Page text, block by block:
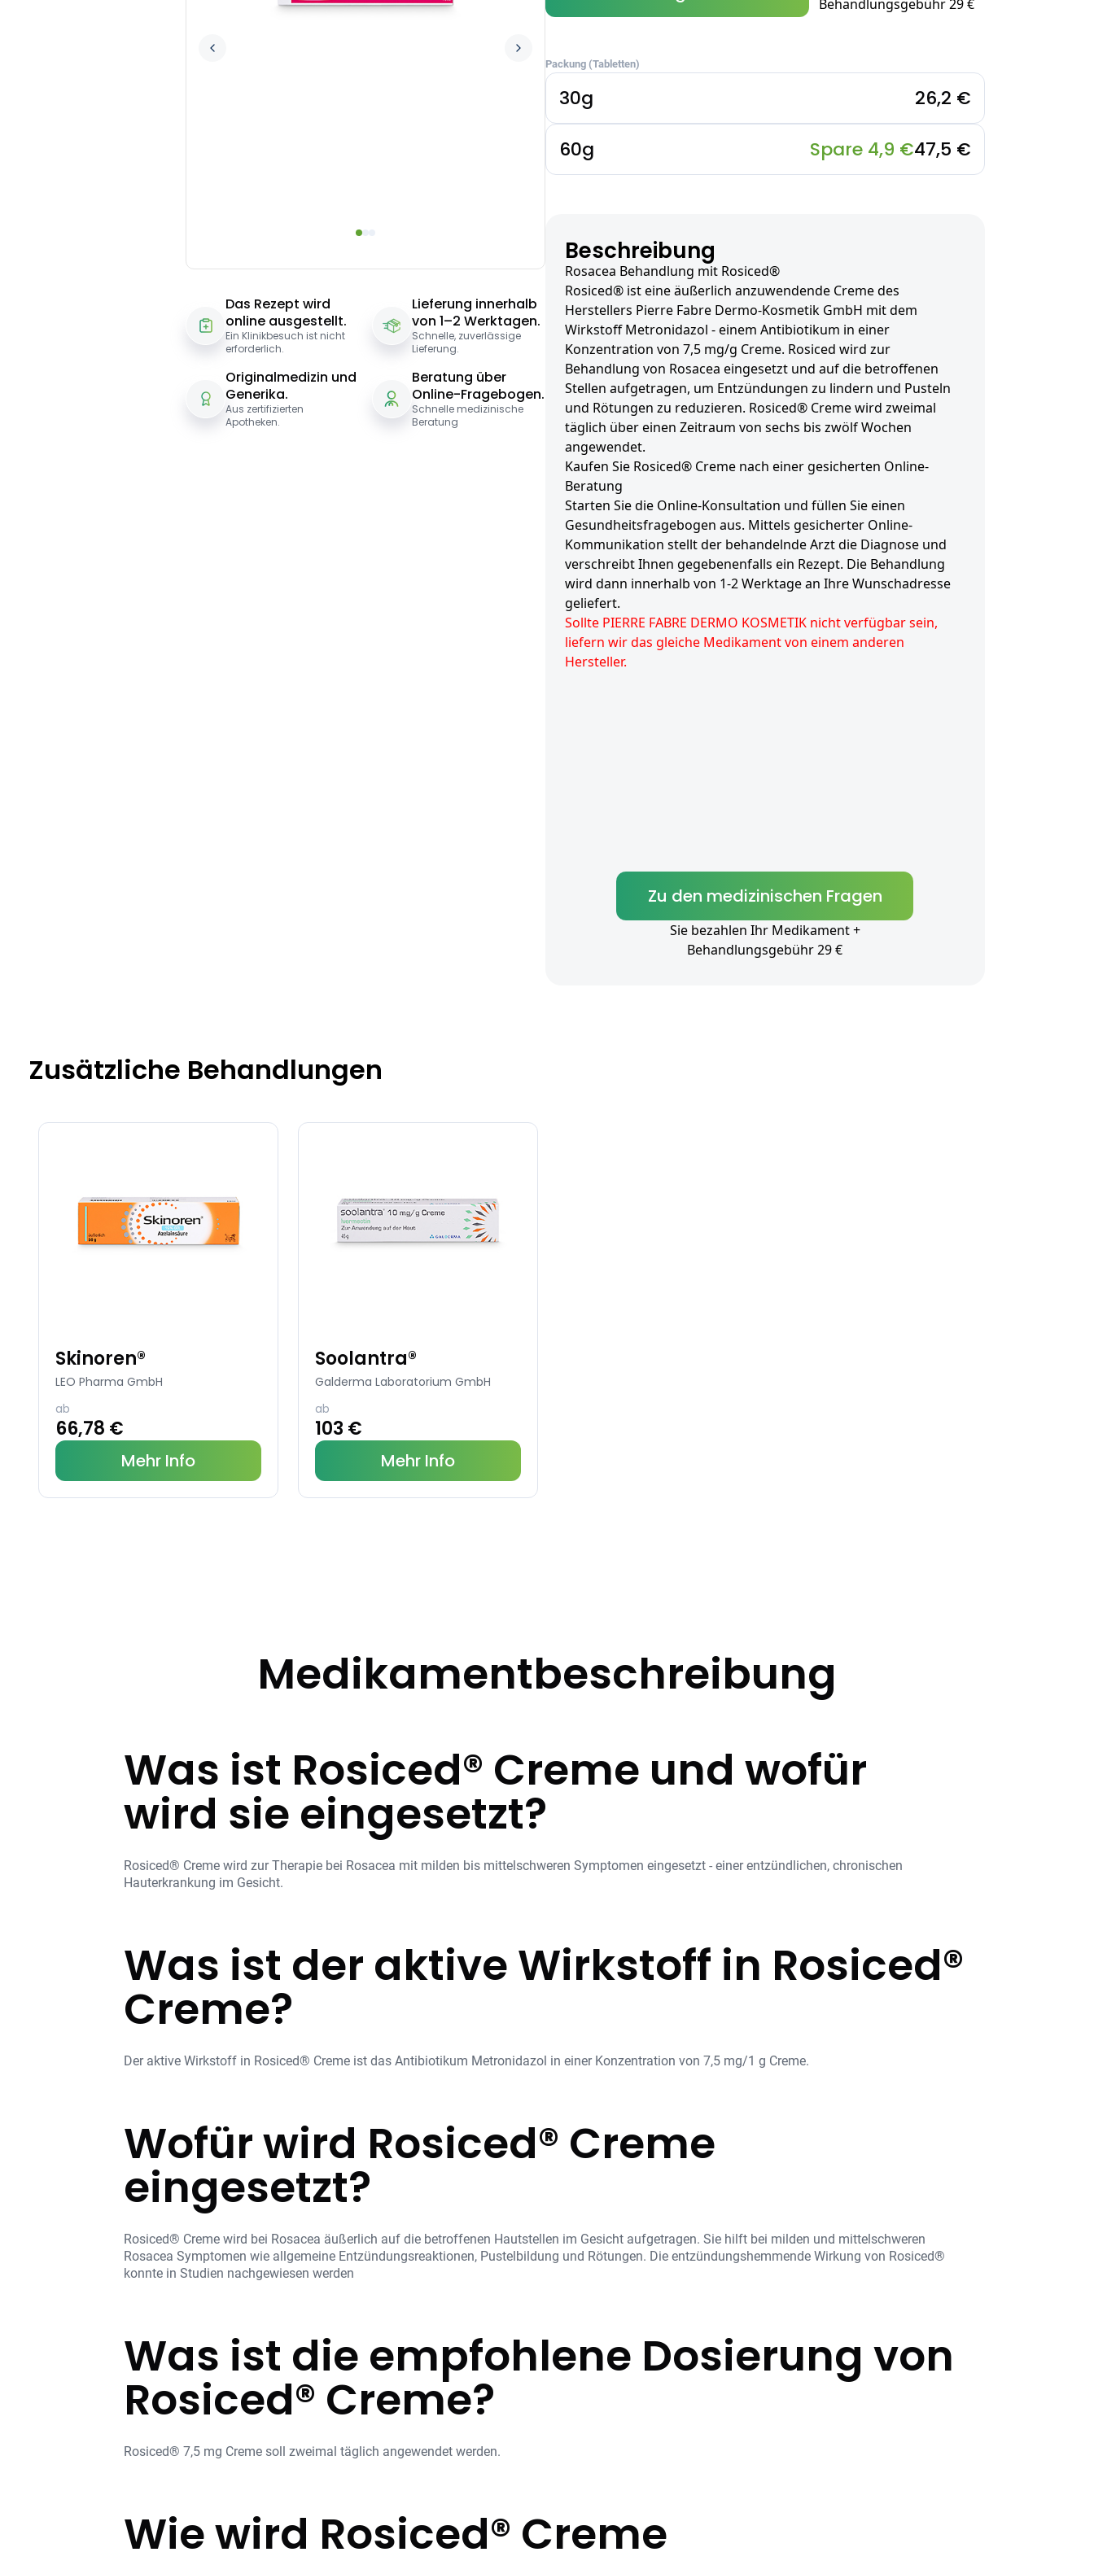
Das Rezept wird
online ausgestellt.
Ein Klinikbesuch ist nicht
erforderlich.
Lieferung innerhalb
von 1–2 Werktagen.
Schnelle, zuverlässige
Lieferung.
Originalmedizin und
Generika.
Aus zertifizierten
Apotheken.
Beratung über
Online-Fragebogen.
Schnelle medizinische
Beratung
Behandlungsgebühr 29 €
Packung (Tabletten)
30g 26,2 €
60g Spare 4,9 €47,5 €
Beschreibung
Rosacea Behandlung mit Rosiced®
Rosiced® ist eine äußerlich anzuwendende Creme des
Herstellers Pierre Fabre Dermo-Kosmetik GmbH mit dem
Wirkstoff Metronidazol - einem Antibiotikum in einer
Konzentration von 7,5 mg/g Creme. Rosiced wird zur
Behandlung von Rosacea eingesetzt und auf die betroffenen
Stellen aufgetragen, um Entzündungen zu lindern und Pusteln
und Rötungen zu reduzieren. Rosiced® Creme wird zweimal
täglich über einen Zeitraum von sechs bis zwölf Wochen
angewendet.
Kaufen Sie Rosiced® Creme nach einer gesicherten Online-
Beratung
Starten Sie die Online-Konsultation und füllen Sie einen
Gesundheitsfragebogen aus. Mittels gesicherter Online-
Kommunikation stellt der behandelnde Arzt die Diagnose und
verschreibt Ihnen gegebenenfalls ein Rezept. Die Behandlung
wird dann innerhalb von 1-2 Werktage an Ihre Wunschadresse
geliefert.
Sollte PIERRE FABRE DERMO KOSMETIK nicht verfügbar sein,
liefern wir das gleiche Medikament von einem anderen
Hersteller.
Zu den medizinischen Fragen
Sie bezahlen Ihr Medikament +
Behandlungsgebühr 29 €
Zusätzliche Behandlungen
Skinoren®
LEO Pharma GmbH
ab
66,78 €
Mehr Info
Soolantra®
Galderma Laboratorium GmbH
ab
103 €
Mehr Info
Medikamentbeschreibung
Was ist Rosiced® Creme und wofür
wird sie eingesetzt?
Rosiced® Creme wird zur Therapie bei Rosacea mit milden bis mittelschweren Symptomen eingesetzt - einer entzündlichen, chronischen
Hauterkrankung im Gesicht.
Was ist der aktive Wirkstoff in Rosiced®
Creme?
Der aktive Wirkstoff in Rosiced® Creme ist das Antibiotikum Metronidazol in einer Konzentration von 7,5 mg/1 g Creme.
Wofür wird Rosiced® Creme
eingesetzt?
Rosiced® Creme wird bei Rosacea äußerlich auf die betroffenen Hautstellen im Gesicht aufgetragen. Sie hilft bei milden und mittelschweren
Rosacea Symptomen wie allgemeine Entzündungsreaktionen, Pustelbildung und Rötungen. Die entzündungshemmende Wirkung von Rosiced®
konnte in Studien nachgewiesen werden
Was ist die empfohlene Dosierung von
Rosiced® Creme?
Rosiced® 7,5 mg Creme soll zweimal täglich angewendet werden.
Wie wird Rosiced® Creme